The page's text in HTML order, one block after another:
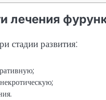
лечения
стадии развития: